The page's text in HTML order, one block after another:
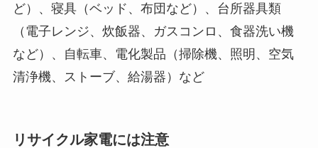
ど）、寝具（ベッド、布団など）、台所器具類
（電子レンジ、炊飯器、ガスコンロ、食器洗い機
など）、自転車、電化製品（掃除機、照明、空気
清浄機、ストーブ、給湯器）など
リサイクル家電には注意